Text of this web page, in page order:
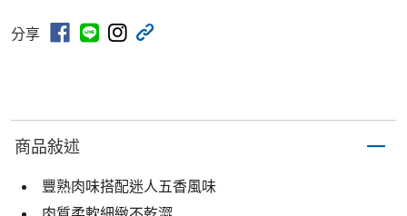
分享
商品敍述
豐熟肉味搭配迷人五香風味